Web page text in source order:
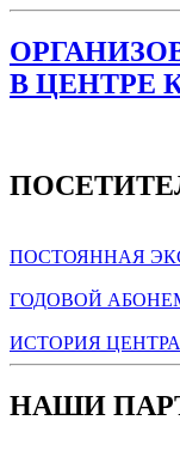
В ЦЕНТРЕ
ПОСТОЯННАЯ
ГОДОВОЙ
ИСТОРИЯ
НАШИ